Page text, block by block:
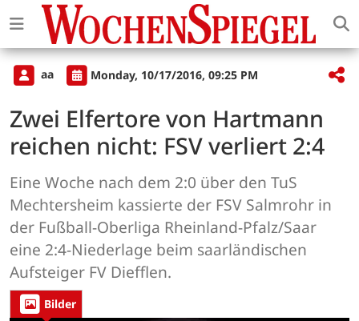
aa Monday, 10/17/2016, 09:25 PM
Zwei Elfertore von Hartmann
reichen nicht: FSV verliert 2:4
Eine Woche nach dem 2:0 über den TuS
Mechtersheim kassierte der FSV Salmrohr in
der Fußball-Oberliga Rheinland-Pfalz/Saar
eine 2:4-Niederlage beim saarländischen
Aufsteiger FV Diefflen.
Bilder